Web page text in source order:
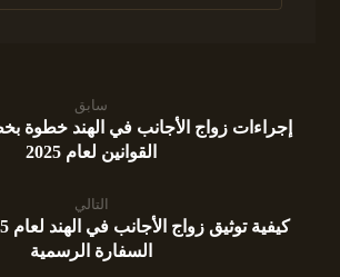
سابق
إجراءات زواج الأجانب في الهند خطوة
القوانين لعام 2025
التالي
السفارة الرسمية